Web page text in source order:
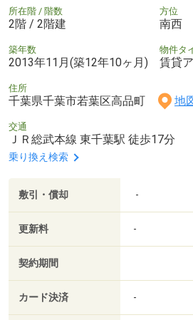
所在階 / 階数
2階 / 2階建
方位
南西
築年数
2013年11月(築12年10ヶ月)
物件タ
賃貸
住所
千葉県千葉市若葉区高品町 地
交通
ＪＲ総武本線 東千葉駅 徒歩17分
乗り換え検索
敷引・償却 -
更新料 -
契約期間
カード決済 -